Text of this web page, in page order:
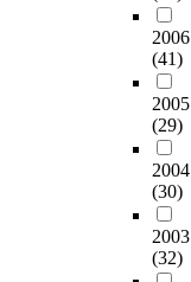
2006
(41)
2005
(29)
2004
(30)
2003
(32)